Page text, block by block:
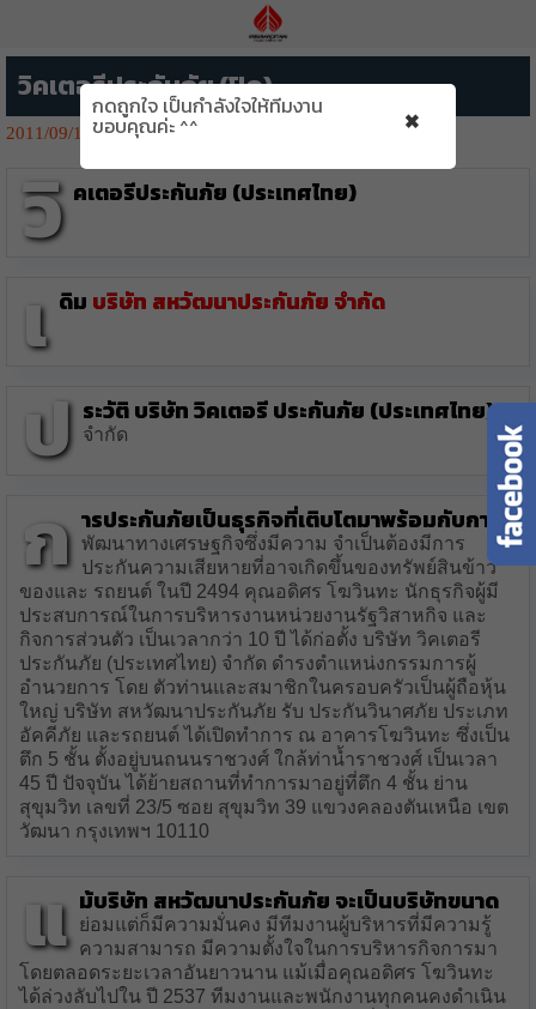
วิคเตอรีประกันภัย (ปิด)
2011/09/133272👁️‍🗨️
วิ คเตอรีประกันภัย (ประเทศไทย)
เ ดิม บริษัท สหวัฒนาประกันภัย จำกัด
ป ระวัติ บริษัท วิคเตอรี ประกันภัย (ประเทศไทย)
จำกัด
ก ารประกันภัยเป็นธุรกิจที่เติบโตมาพร้อมกับการ
พัฒนาทางเศรษฐกิจซึ่งมีความ จำเป็นต้องมีการ
ประกันความเสียหายที่อาจเกิดขึ้นของทรัพย์สินข้าว
ของและ รถยนต์ ในปี 2494 คุณอดิศร โฆวินทะ นักธุรกิจผู้มี
ประสบการณ์ในการบริหารงานหน่วยงานรัฐวิสาหกิจ และ
กิจการส่วนตัว เป็นเวลากว่า 10 ปี ได้ก่อตั้ง บริษัท วิคเตอรี
ประกันภัย (ประเทศไทย) จำกัด ดำรงตำแหน่งกรรมการผู้
อำนวยการ โดย ตัวท่านและสมาชิกในครอบครัวเป็นผู้ถือหุ้น
ใหญ่ บริษัท สหวัฒนาประกันภัย รับ ประกันวินาศภัย ประเภท
อัคคีภัย และรถยนต์ ได้เปิดทำการ ณ อาคารโฆวินทะ ซึ่งเป็น
ตึก 5 ชั้น ตั้งอยู่บนถนนราชวงศ์ ใกล้ท่าน้ำราชวงศ์ เป็นเวลา
45 ปี ปัจจุบัน ได้ย้ายสถานที่ทำการมาอยู่ที่ตึก 4 ชั้น ย่าน
สุขุมวิท เลขที่ 23/5 ซอย สุขุมวิท 39 แขวงคลองตันเหนือ เขต
วัฒนา กรุงเทพฯ 10110
แ ม้บริษัท สหวัฒนาประกันภัย จะเป็นบริษัทขนาด
ย่อมแต่ก็มีความมั่นคง มีทีมงานผู้บริหารที่มีความรู้
ความสามารถ มีความตั้งใจในการบริหารกิจการมา
โดยตลอดระยะเวลาอันยาวนาน แม้เมื่อคุณอดิศร โฆวินทะ
ได้ล่วงลับไปใน ปี 2537 ทีมงานและพนักงานทุกคนคงดำเนิน
กดถูกใจ เป็นกำลังใจให้ทีมงาน
ขอบคุณค่ะ ^^ ×